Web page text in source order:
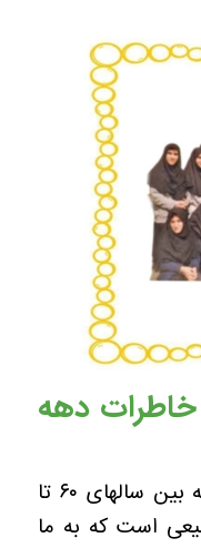
خاطرات دهه
ما دخترانی هستیم که در فاصله بین سالهای ۶۰ تا
طبیعی است که به ما